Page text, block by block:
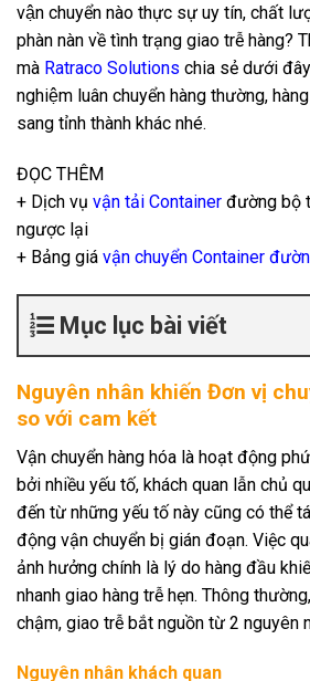
vận chuyển nào thực sự uy tín, chất
phàn nàn về tình trạng giao trễ hàng?
mà Ratraco Solutions chia sẻ dưới
nghiệm luân chuyển hàng thường,
sang tỉnh thành khác nhé.
ĐỌC THÊM
+ Dịch vụ vận tải Container đường bộ
ngược lại
+ Bảng giá vận chuyển Container
Mục lục bài viết
Nguyên nhân khiến Đơn vị
so với cam kết
Vận chuyển hàng hóa là hoạt động
bởi nhiều yếu tố, khách quan lẫn chủ
đến từ những yếu tố này cũng có thể
động vận chuyển bị gián đoạn. Việc
ảnh hưởng chính là lý do hàng đầu
nhanh giao hàng trễ hẹn. Thông
chậm, giao trễ bắt nguồn từ 2 nguyên
Nguyên nhân khách quan